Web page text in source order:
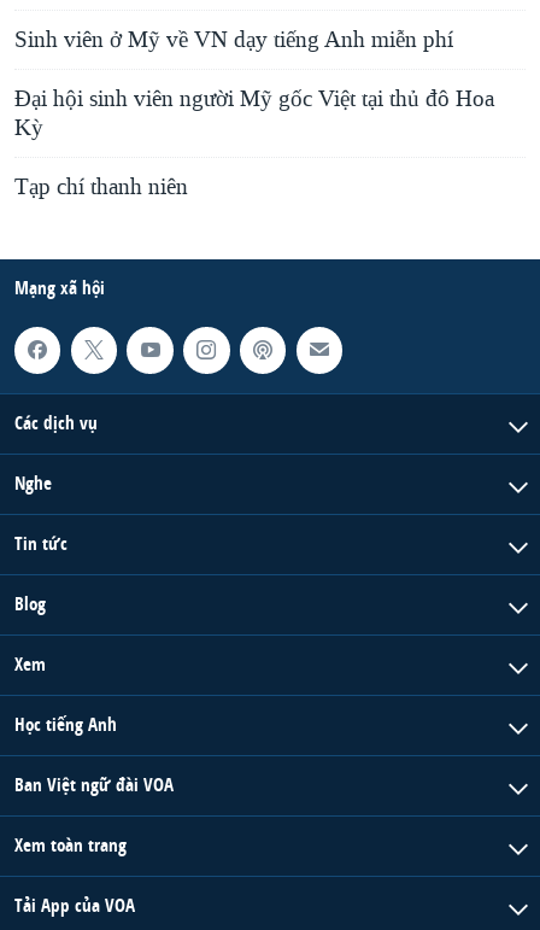
Sinh viên ở Mỹ về VN dạy tiếng Anh miễn phí
Đại hội sinh viên người Mỹ gốc Việt tại thủ đô Hoa
Kỳ
Tạp chí thanh niên
Mạng xã hội
Các dịch vụ
Nghe
Tin tức
Blog
Xem
Học tiếng Anh
Ban Việt ngữ đài VOA
Xem toàn trang
Tải App của VOA